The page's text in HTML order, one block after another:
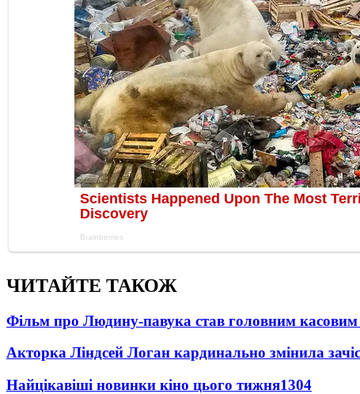
ЧИТАЙТЕ ТАКОЖ
Фільм про Людину-павука став головним касовим
Акторка Ліндсей Логан кардинально змінила
Найцікавіші новинки кіно цього тижня1304